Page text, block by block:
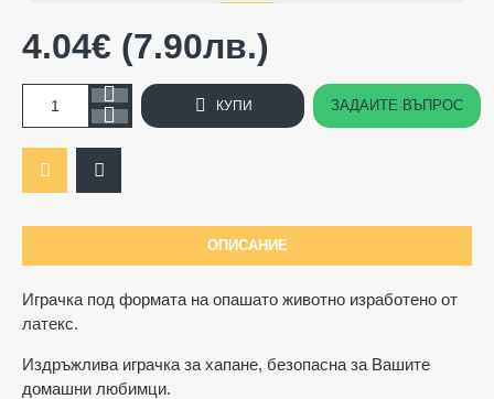
ОПИСАНИЕ
Играчка под формата на опашато животно изработено от
латекс.
Издръжлива играчка за хапане, безопасна за Вашите
домашни любимци.
4.04€ (7.90лв.)
КУПИ ЗАДАЙТЕ ВЪПРОС